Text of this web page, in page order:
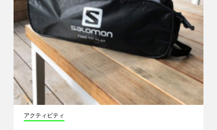
アクティビティ